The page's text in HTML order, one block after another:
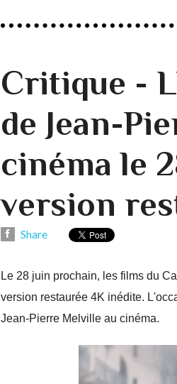
Critique -
de Jean-
cinéma le
version
Share
Le 28 juin prochain, les films du
version restaurée 4K inédite.
Jean-Pierre Melville au cinéma.